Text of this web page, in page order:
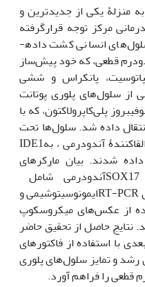
منزلۀ یکی از جدیدترین و
مرکز توجه قرار­گرفته
انسانی کشت داده­
قطعی، که خود پیش‌ساز
پانکراس و ششی
سلول‌های پلوری پوتانت
پلی‌کاپرولاکتون، که با
داده شد. سلول‌ها تحت
آندودرمی
IDE1، به
شدند. بیان مارکرهای
آندودرمی شاملSOX17
ایمونوسیتوشیمی وRT-PCR
از عکس‌های میکروسکوپ
نتایج حاصل از تحقیق حاضر
با استفاده از فاکتورهای
و تمایز سلول‌های پلوری
قطعی را فراهم آورد.